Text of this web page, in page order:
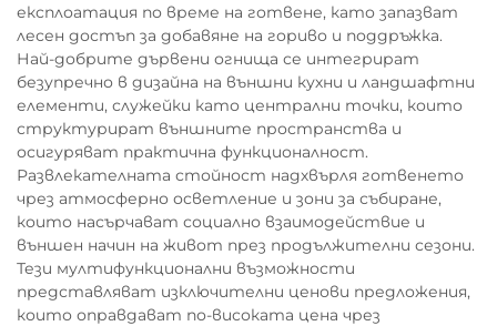
експлоатация по време на готвене, като запазват
лесен достъп за добавяне на гориво и поддръжка.
Най-добрите дървени огнища се интегрират
безупречно в дизайна на външни кухни и ландшафтни
елементи, служейки като централни точки, които
структурират външните пространства и
осигуряват практична функционалност.
Развлекателната стойност надхвърля готвенето
чрез атмосферно осветление и зони за събиране,
които насърчават социално взаимодействие и
външен начин на живот през продължителни сезони.
Тези мултифункционални възможности
представляват изключителни ценови предложения,
които оправдават по-високата цена чрез